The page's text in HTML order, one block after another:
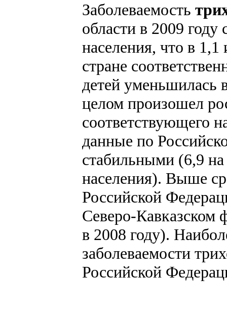
Заболеваемость
области в 2009 году
населения, что в
стране
детей уменьшилась
целом произошел
соответствующего
данные по
стабильными (6,9
населения). Выше
Российской
Северо-Кавказском
в 2008 году).
заболеваемости
Российской